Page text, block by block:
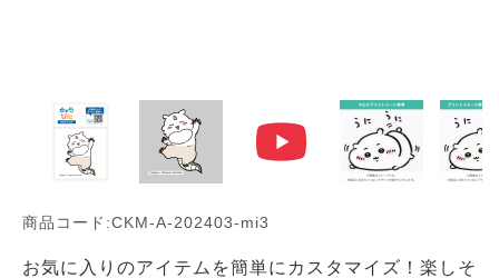
商品コード:CKM-A-202403-mi3
お気に入りのアイテムを簡単にカスタマイズ！楽しそ